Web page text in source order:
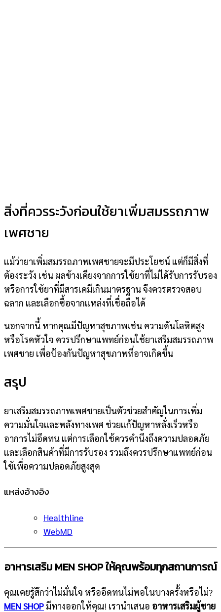
สิ่งที่ควรระวังก่อนใช้ยาเพิ่มสมรรถภาพ
เพศชาย
แม้ว่ายาเพิ่มสมรรถภาพเพศชายจะมีประโยชน์ แต่ก็มีสิ่งที่
ต้องระวัง เช่น ผลข้างเคียงจากการใช้ยาที่ไม่ได้รับการรับรอง
หรือการใช้ยาที่มีสารเคมีเกินมาตรฐาน จึงควรตรวจสอบ
ฉลาก และเลือกซื้อจากแหล่งที่เชื่อถือได้
นอกจากนี้ หากคุณมีปัญหาสุขภาพเช่น ความดันโลหิตสูง
หรือโรคหัวใจ ควรปรึกษาแพทย์ก่อนใช้ยาเสริมสมรรถภาพ
เพศชาย เพื่อป้องกันปัญหาสุขภาพที่อาจเกิดขึ้น
สรุป
ยาเสริมสมรรถภาพเพศชายเป็นตัวช่วยสำคัญในการเพิ่ม
ความมั่นใจและพลังทางเพศ ช่วยแก้ปัญหาหลั่งเร็วหรือ
อาการไม่อึดทน แต่การเลือกใช้ควรคำนึงถึงความปลอดภัย
และเลือกสินค้าที่มีการรับรอง รวมถึงควรปรึกษาแพทย์ก่อน
ใช้เพื่อความปลอดภัยสูงสุด
แหล่งอ้างอิง
Healthline
WebMD
อาหารเสริม MEN SHOPให้คุณพร้อมทุกสถานการณ์
คุณเคยรู้สึกว่าไม่มั่นใจ หรืออึดทนไม่พอในบางครั้งหรือไม่?
MEN SHOP มีทางออกให้คุณ! เรานำเสนอ อาหารเสริมผู้ชาย